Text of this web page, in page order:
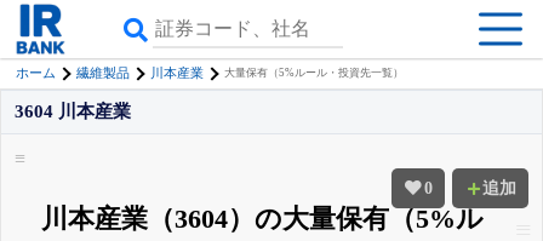
ホーム 繊維製品 川本産業 大量保有（5%ルール・投資先一覧）
0 追加
3604 川本産業
川本産業（3604）の大量保有（5%ル